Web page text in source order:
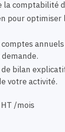
la comptabilité
pour
de bilan
votre activité.
/mois